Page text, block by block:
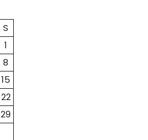
S
1
8
15
22
29